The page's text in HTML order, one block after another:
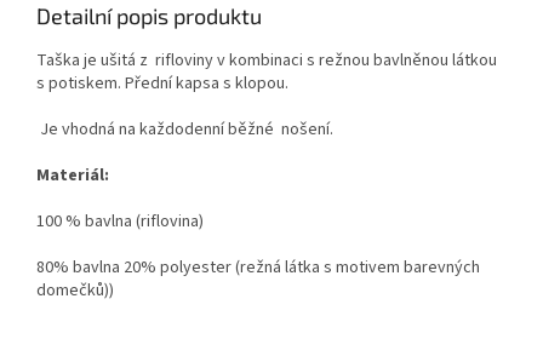
Detailní popis produktu
Taška je ušitá z rifloviny v kombinaci s režnou bavlněnou látkou
s potiskem. Přední kapsa s klopou.
Je vhodná na každodenní běžné nošení.
Materiál:
100 % bavlna (riflovina)
80% bavlna 20% polyester (režná látka s motivem barevných
domečků))